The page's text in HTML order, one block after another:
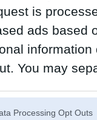
is
ads based
You may
Processing Opt Outs